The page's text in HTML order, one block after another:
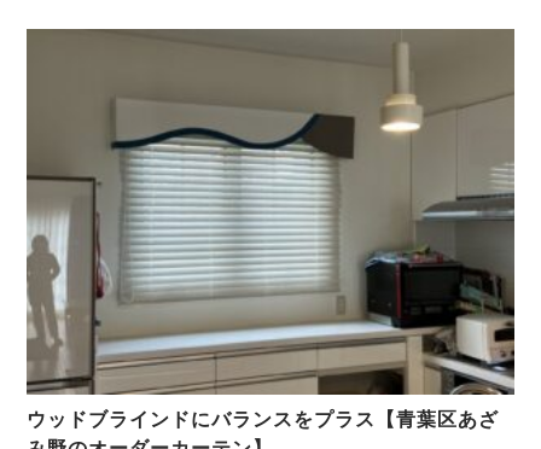
ウッドブラインドにバランスをプラス【青葉区あざ